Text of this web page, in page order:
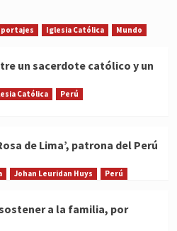
Iglesia Católica Mundo
un sacerdote católico y un
Católica
Perú
de Lima’, patrona del Perú
Johan Leuridan Huys Perú
a la familia, por